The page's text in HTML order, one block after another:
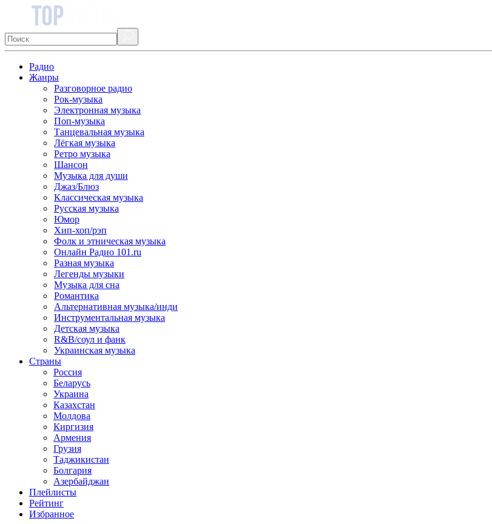
Радио
Жанры
Разговорное радио
Рок-музыка
Электронная музыка
Поп-музыка
Танцевальная музыка
Лёгкая музыка
Ретро музыка
Шансон
Музыка для души
Джаз/Блюз
Классическая музыка
Русская музыка
Юмор
Хип-хоп/рэп
Фолк и этническая музыка
Онлайн Радио 101.ru
Разная музыка
Легенды музыки
Музыка для сна
Романтика
Альтернативная музыка/инди
Инструментальная музыка
Детская музыка
R&B/cоул и фанк
Украинская музыка
Страны
Россия
Беларусь
Украина
Казахстан
Молдова
Киргизия
Армения
Грузия
Таджикистан
Болгария
Азербайджан
Плейлисты
Рейтинг
Избранное